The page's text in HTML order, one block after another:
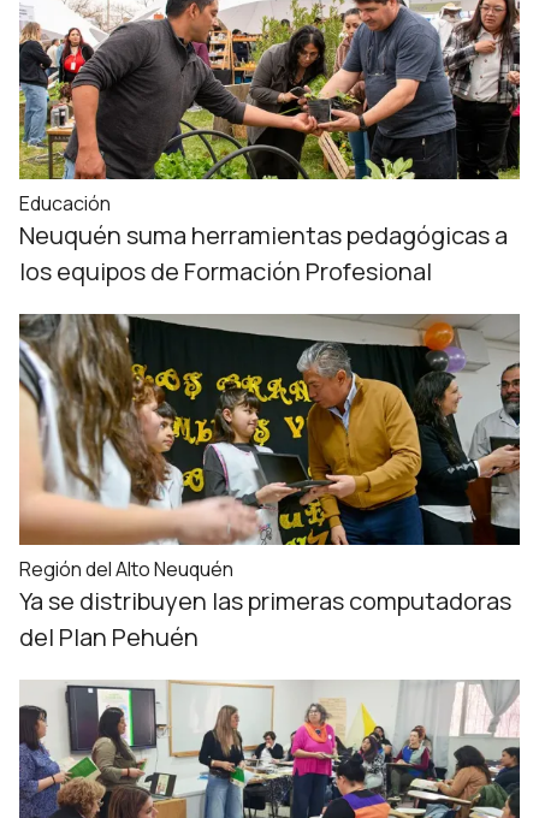
Educación
Neuquén suma herramientas pedagógicas a
los equipos de Formación Profesional
Región del Alto Neuquén
Ya se distribuyen las primeras computadoras
del Plan Pehuén